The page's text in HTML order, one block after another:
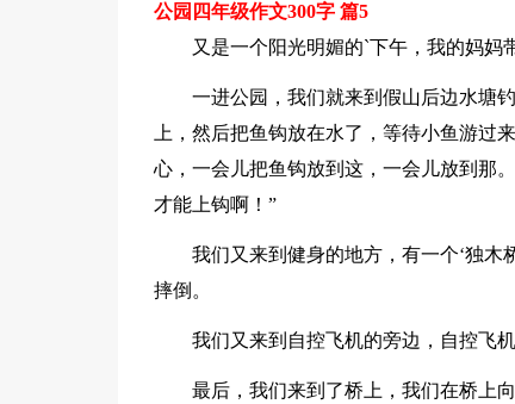
公园四年级作文300字 篇5
又是一个阳光明媚的`下午，我的妈妈
一进公园，我们就来到假山后边水塘
上，然后把鱼钩放在水了，等待小鱼游过
心，一会儿把鱼钩放到这，一会儿放到那
才能上钩啊！”
我们又来到健身的地方，有一个‘独木
摔倒。
我们又来到自控飞机的旁边，自控飞
最后，我们来到了桥上，我们在桥上